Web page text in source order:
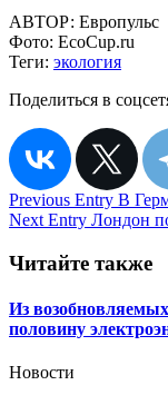
АВТОР: Европульс
Фото: EcoCup.ru
Теги: экология
Поделиться в
Навигация
по
записям
Previous Entry В
Next Entry Лондон
Читайте также
Из
половину
Новости